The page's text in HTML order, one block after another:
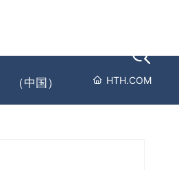
（中国） HTH.COM